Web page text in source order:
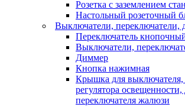
Розетка с заземлением
Настольный розеточный
Выключатели, переключатели,
Переключатель
Выключатели,
Диммер
Кнопка нажимная
Крышка для выключателя,
регулятора
переключателя жалюзи